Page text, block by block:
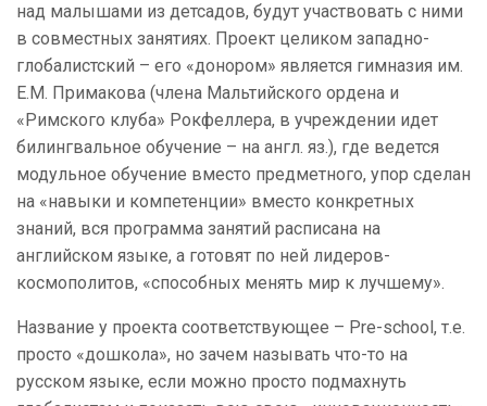
над малышами из детсадов, будут участвовать с ними
в совместных занятиях. Проект целиком западно-
глобалистский – его «донором» является гимназия им.
Е.М. Примакова (члена Мальтийского ордена и
«Римского клуба» Рокфеллера, в учреждении идет
билингвальное обучение – на англ. яз.), где ведется
модульное обучение вместо предметного, упор сделан
на «навыки и компетенции» вместо конкретных
знаний, вся программа занятий расписана на
английском языке, а готовят по ней лидеров-
космополитов, «способных менять мир к лучшему».
Название у проекта соответствующее – Pre-school, т.е.
просто «дошкола», но зачем называть что-то на
русском языке, если можно просто подмахнуть